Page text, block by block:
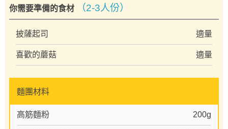
你需要準備的食材 （2-3人份）
披薩起司 適量
喜歡的蘑菇 適量
麵團材料
高筋麵粉 200g